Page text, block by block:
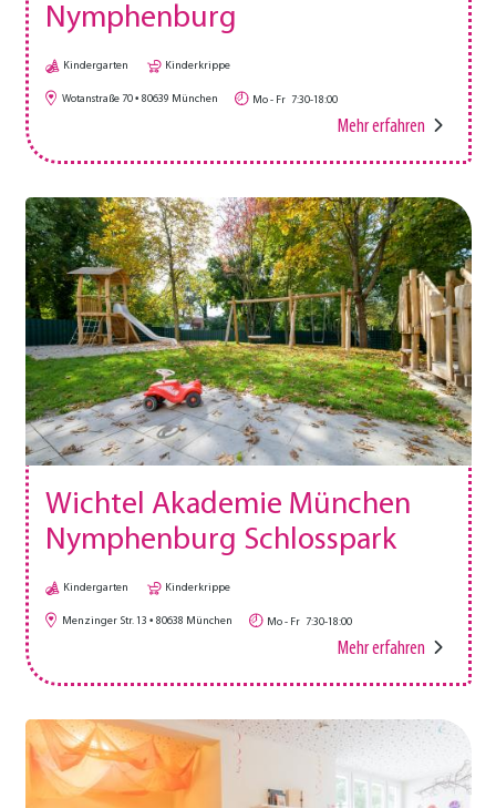
Nymphenburg
Kindergarten Kinderkrippe
Wotanstraße 70 80639 München Mo - Fr 7:30-18:00
Mehr erfahren
Wichtel Akademie München
Nymphenburg Schlosspark
Kindergarten Kinderkrippe
Menzinger Str. 13 80638 München Mo - Fr 7:30-18:00
Mehr erfahren